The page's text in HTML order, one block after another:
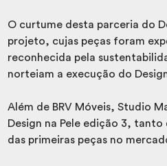
O curtume desta parceria do
projeto, cujas peças foram
reconhecida pela
norteiam a execução do
Além de BRV Móveis, Studio
Design na Pele edição 3,
das primeiras peças no